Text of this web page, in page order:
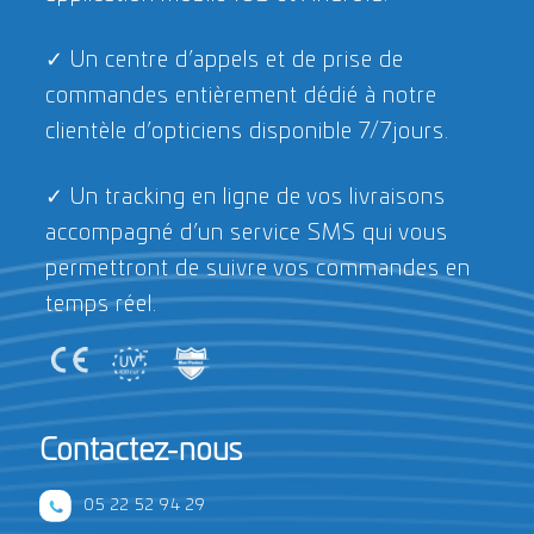
MODULE CATALOGUE
Ecolens est un
de prescription
territoire marocain.
MODULE COMMANDE
Une prise de
clics.
TRACKING
commande en temps
CONTACT
✓ Un centre d’appels et de prise de
commandes entièrement dédié à notre
clientèle d’opticiens disponible 7/7jours.
✓ Un tracking en ligne de vos livraisons
accompagné d’un service SMS qui vous
permettront de suivre vos commandes en
temps réel.
Contactez-nous
05 22 52 94 29